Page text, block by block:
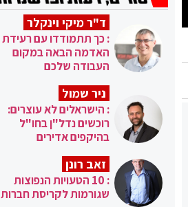
ד"ר מיקי וינקלר
: כך תתמודדו עם רעידת
האדמה הבאה במקום
העבודה שלכם
ניר שמול
: הישראלים לא עוצרים:
רוכשים נדל"ן בחו"ל
בהיקפים אדירים
זאב רונן
: 10 הטעויות הנפוצות
שגורמות לקריסת חברות